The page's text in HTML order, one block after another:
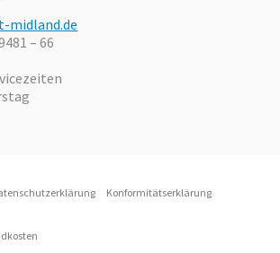
midland.de
– 66
Konformitätserklärung